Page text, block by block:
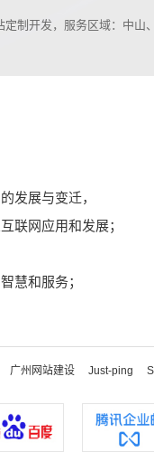
制开发，服务区域：中
发展与变迁，
联网应用和发展；
慧和服务；
广州网站建设 Just-ping